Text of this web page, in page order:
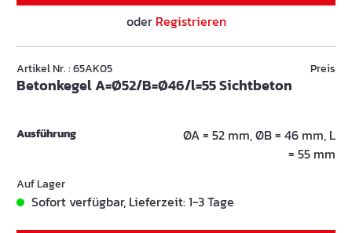
oder Registrieren
Artikel Nr. : 65AK05
Betonkegel A=Ø52/B=Ø46/l=55 Sichtbeton
Preis
Ausführung
ØA = 52 mm, ØB = 46 mm, L
= 55 mm
Auf Lager
Sofort verfügbar, Lieferzeit: 1-3 Tage